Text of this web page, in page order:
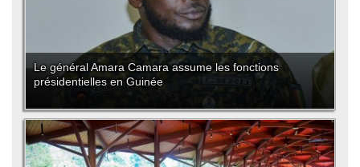
Le général Amara Camara assume les fonctions
présidentielles en Guinée